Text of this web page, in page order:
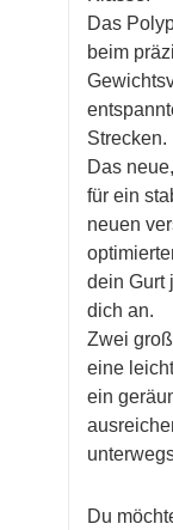
Das
beim
Strecken.
Das
für ein
neuen
dein Gurt
dich an.
Zwei
eine
ein
Du